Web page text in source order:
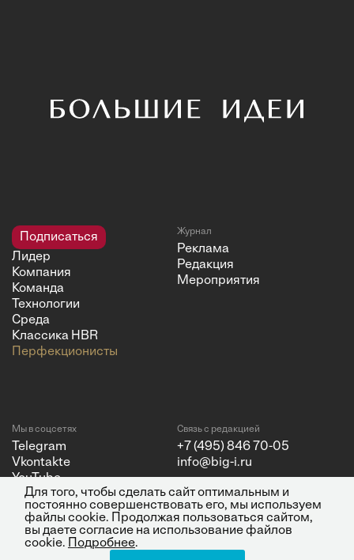
Подписаться
Лидер
Компания
Команда
Технологии
Среда
Классика HBR
Перфекционисты
Журнал
Реклама
Редакция
Мероприятия
Мы в соцсетях
Telegram
Vkontakte
YouTube
Связь с редакцией
+7 (495) 846 70-05
info@big-i.ru
Для того, чтобы сделать сайт оптимальным и
постоянно совершенствовать его, мы используем
файлы cookie. Продолжая пользоваться сайтом,
вы даете согласие на использование файлов
cookie.
Подробнее.